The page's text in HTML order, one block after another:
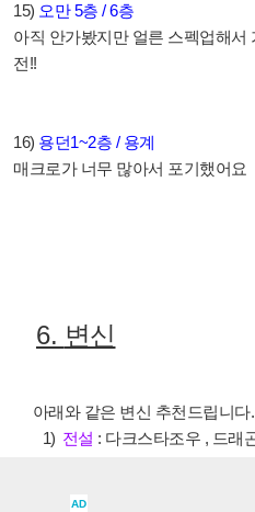
15) 오만5층 / 6층
아직 안가봤지만 얼른 스펙업해서
전!!
16) 용던1~2층 / 용계
매크로가 너무 많아서 포기했어요
6. 변신
아래와 같은 변신 추천드립니다.
1) 전설 : 다크스타조우 , 드래
AD